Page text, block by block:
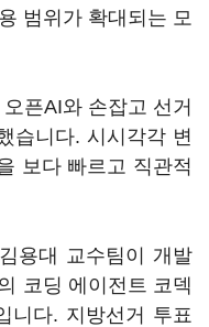
범위가 확대되는 모
픈AI와 손잡고 선거
습니다. 시시각각 변
보다 빠르고 직관적
용대 교수팀이 개발
코딩 에이전트 코덱
니다. 지방선거 투표